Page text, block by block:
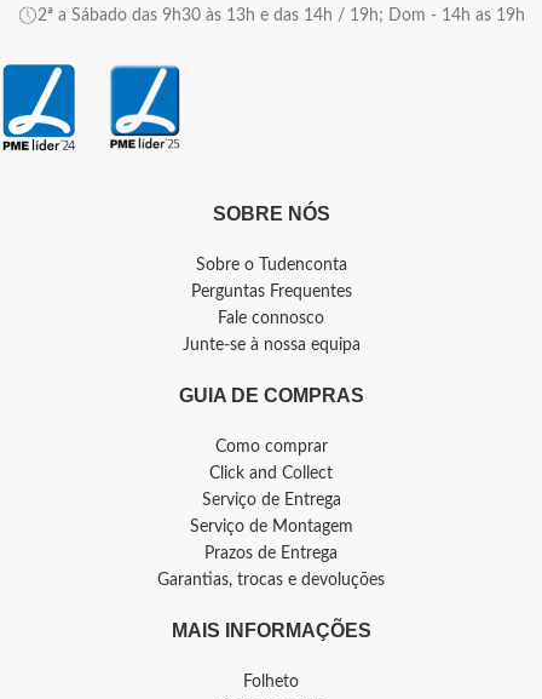
2ª a Sábado das 9h30 às 13h e das 14h / 19h; Dom - 14h as 19h
SOBRE NÓS
Sobre o Tudenconta
Perguntas Frequentes
Fale connosco
Junte-se à nossa equipa
GUIA DE COMPRAS
Como comprar
Click and Collect
Serviço de Entrega
Serviço de Montagem
Prazos de Entrega
Garantias, trocas e devoluções
MAIS INFORMAÇÕES
Folheto